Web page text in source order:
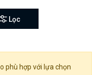
Lọc
phù hợp với lựa chọn